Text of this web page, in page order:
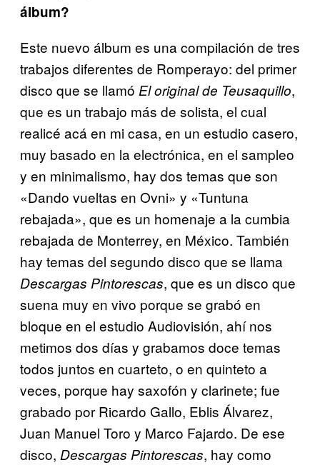
álbum?
Este nuevo álbum es una compilación de tres
trabajos diferentes de Romperayo: del primer
disco que se llamó El original de Teusaquillo,
que es un trabajo más de solista, el cual
realicé acá en mi casa, en un estudio casero,
muy basado en la electrónica, en el sampleo
y en minimalismo, hay dos temas que son
«Dando vueltas en Ovni» y «Tuntuna
rebajada», que es un homenaje a la cumbia
rebajada de Monterrey, en México. También
hay temas del segundo disco que se llama
Descargas Pintorescas, que es un disco que
suena muy en vivo porque se grabó en
bloque en el estudio Audiovisión, ahí nos
metimos dos días y grabamos doce temas
todos juntos en cuarteto, o en quinteto a
veces, porque hay saxofón y clarinete; fue
grabado por Ricardo Gallo, Eblis Álvarez,
Juan Manuel Toro y Marco Fajardo. De ese
disco, Descargas Pintorescas, hay como